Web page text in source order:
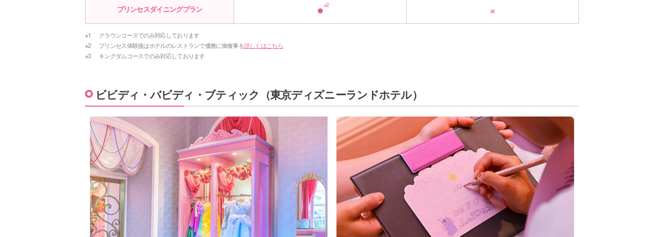
プリンセスダイニングプラン ●※2 ×
※1
クラウンコースでのみ対応しております
※2
プリンセス体験後はホテルのレストランで優雅に御食事を詳しくはこちら
※3
キングダムコースでのみ対応しております
ビビディ・バビディ・ブティック （東京ディズニーランドホテル）